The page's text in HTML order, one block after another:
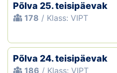
Põlva 25. teisipäevak
178 / Klass: VIPT
Põlva 24. teisipäevak
186 / Klass: VIPT